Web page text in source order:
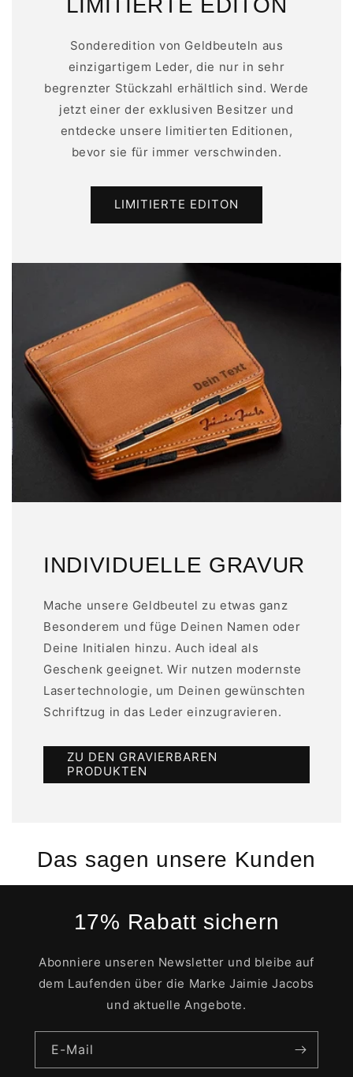
LIMITIERTE EDITON
Sonderedition von Geldbeuteln aus
einzigartigem Leder, die nur in sehr
begrenzter Stückzahl erhältlich sind. Werde
jetzt einer der exklusiven Besitzer und
entdecke unsere limitierten Editionen,
bevor sie für immer verschwinden.
LIMITIERTE EDITON
INDIVIDUELLE GRAVUR
Mache unsere Geldbeutel zu etwas ganz
Besonderem und füge Deinen Namen oder
Deine Initialen hinzu. Auch ideal als
Geschenk geeignet. Wir nutzen modernste
Lasertechnologie, um Deinen gewünschten
Schriftzug in das Leder einzugravieren.
ZU DEN GRAVIERBAREN
PRODUKTEN
Das sagen unsere Kunden
17% Rabatt sichern
Abonniere unseren Newsletter und bleibe auf
dem Laufenden über die Marke Jaimie Jacobs
und aktuelle Angebote.
E-Mail